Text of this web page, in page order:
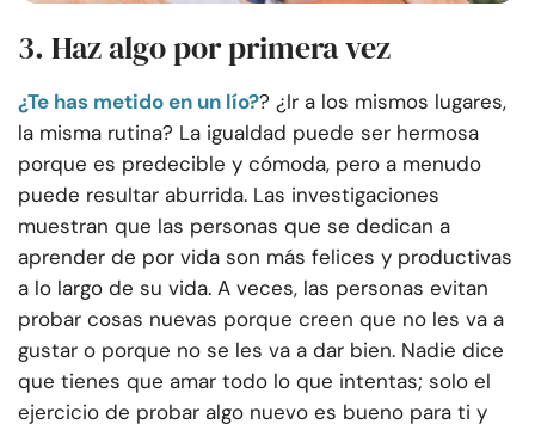
3. Haz algo por primera vez
¿Te has metido en un lío?? ¿Ir a los mismos lugares,
la misma rutina? La igualdad puede ser hermosa
porque es predecible y cómoda, pero a menudo
puede resultar aburrida. Las investigaciones
muestran que las personas que se dedican a
aprender de por vida son más felices y productivas
a lo largo de su vida. A veces, las personas evitan
probar cosas nuevas porque creen que no les va a
gustar o porque no se les va a dar bien. Nadie dice
que tienes que amar todo lo que intentas; solo el
ejercicio de probar algo nuevo es bueno para ti y